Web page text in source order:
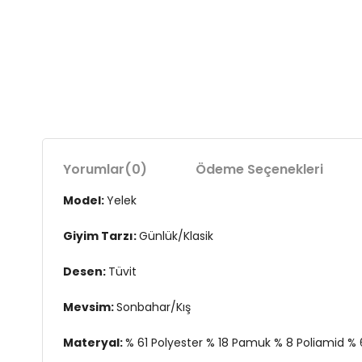
Yorumlar(0) Ödeme Seçenekleri
Model:Yelek
Giyim Tarzı:Günlük/Klasik
Desen: Tüvit
Mevsim:Sonbahar/Kış
Materyal:% 61 Polyester % 18 Pamuk % 8 Poliamid %